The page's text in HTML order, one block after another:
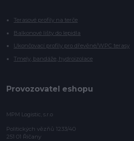
Terasové profily na terče
Balkonové lišty do lepidla
Ukončovací profily pro dřevěné/WPC terasy
Tmely, bandáže, hydroizolace
Provozovatel eshopu
MPM Logistic, s.r.o
Politických vězňů 1233/40
251 01 Říčany